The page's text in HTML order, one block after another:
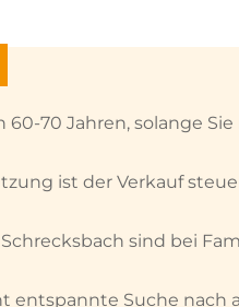
60-70 Jahren, solange
ist der Verkauf
sind bei
entspannte Suche nach